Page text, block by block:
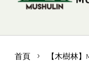
首頁 › 【木樹林